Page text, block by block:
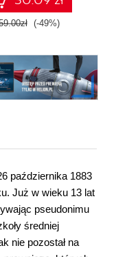
(-49%)
października 1883
Już w wieku 13 lat
pseudonimu
średniej
nie pozostał na